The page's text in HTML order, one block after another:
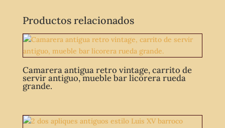
Productos relacionados
Camarera antigua retro vintage, carrito de
servir antiguo, mueble bar licorera rueda
grande.